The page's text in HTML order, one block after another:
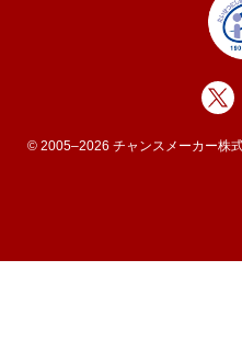
© 2005–2026 チャンスメーカー株